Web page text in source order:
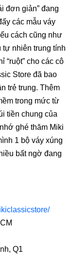
đơn giản” đang
các mẫu váy
cách cũng như
tự nhiên trung tính
“ruột” cho các cô
Store đã bao
trẻ trung. Thêm
trong mức từ
tiền chung của
ghé thăm Miki
1 bộ váy xúng
bất ngờ đang
Q1